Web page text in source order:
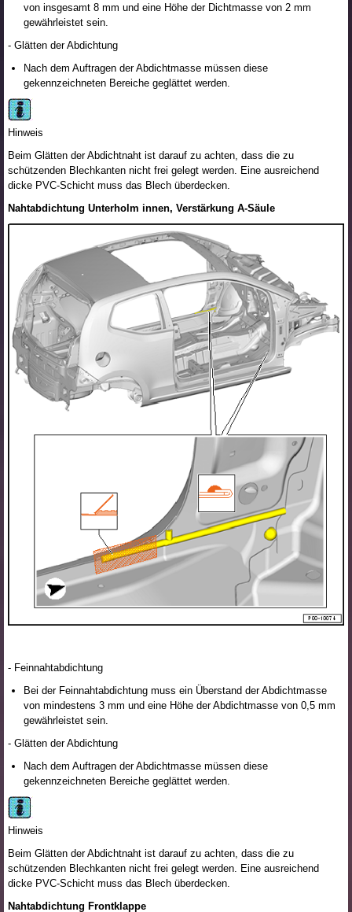
von insgesamt 8 mm und eine Höhe der Dichtmasse von 2 mm
gewährleistet sein.
- Glätten der Abdichtung
Nach dem Auftragen der Abdichtmasse müssen diese
gekennzeichneten Bereiche geglättet werden.
Hinweis
Beim Glätten der Abdichtnaht ist darauf zu achten, dass die zu
schützenden Blechkanten nicht frei gelegt werden. Eine ausreichend
dicke PVC-Schicht muss das Blech überdecken.
Nahtabdichtung Unterholm innen, Verstärkung A-Säule
- Feinnahtabdichtung
Bei der Feinnahtabdichtung muss ein Überstand der Abdichtmasse
von mindestens 3 mm und eine Höhe der Abdichtmasse von 0,5 mm
gewährleistet sein.
- Glätten der Abdichtung
Nach dem Auftragen der Abdichtmasse müssen diese
gekennzeichneten Bereiche geglättet werden.
Hinweis
Beim Glätten der Abdichtnaht ist darauf zu achten, dass die zu
schützenden Blechkanten nicht frei gelegt werden. Eine ausreichend
dicke PVC-Schicht muss das Blech überdecken.
Nahtabdichtung Frontklappe